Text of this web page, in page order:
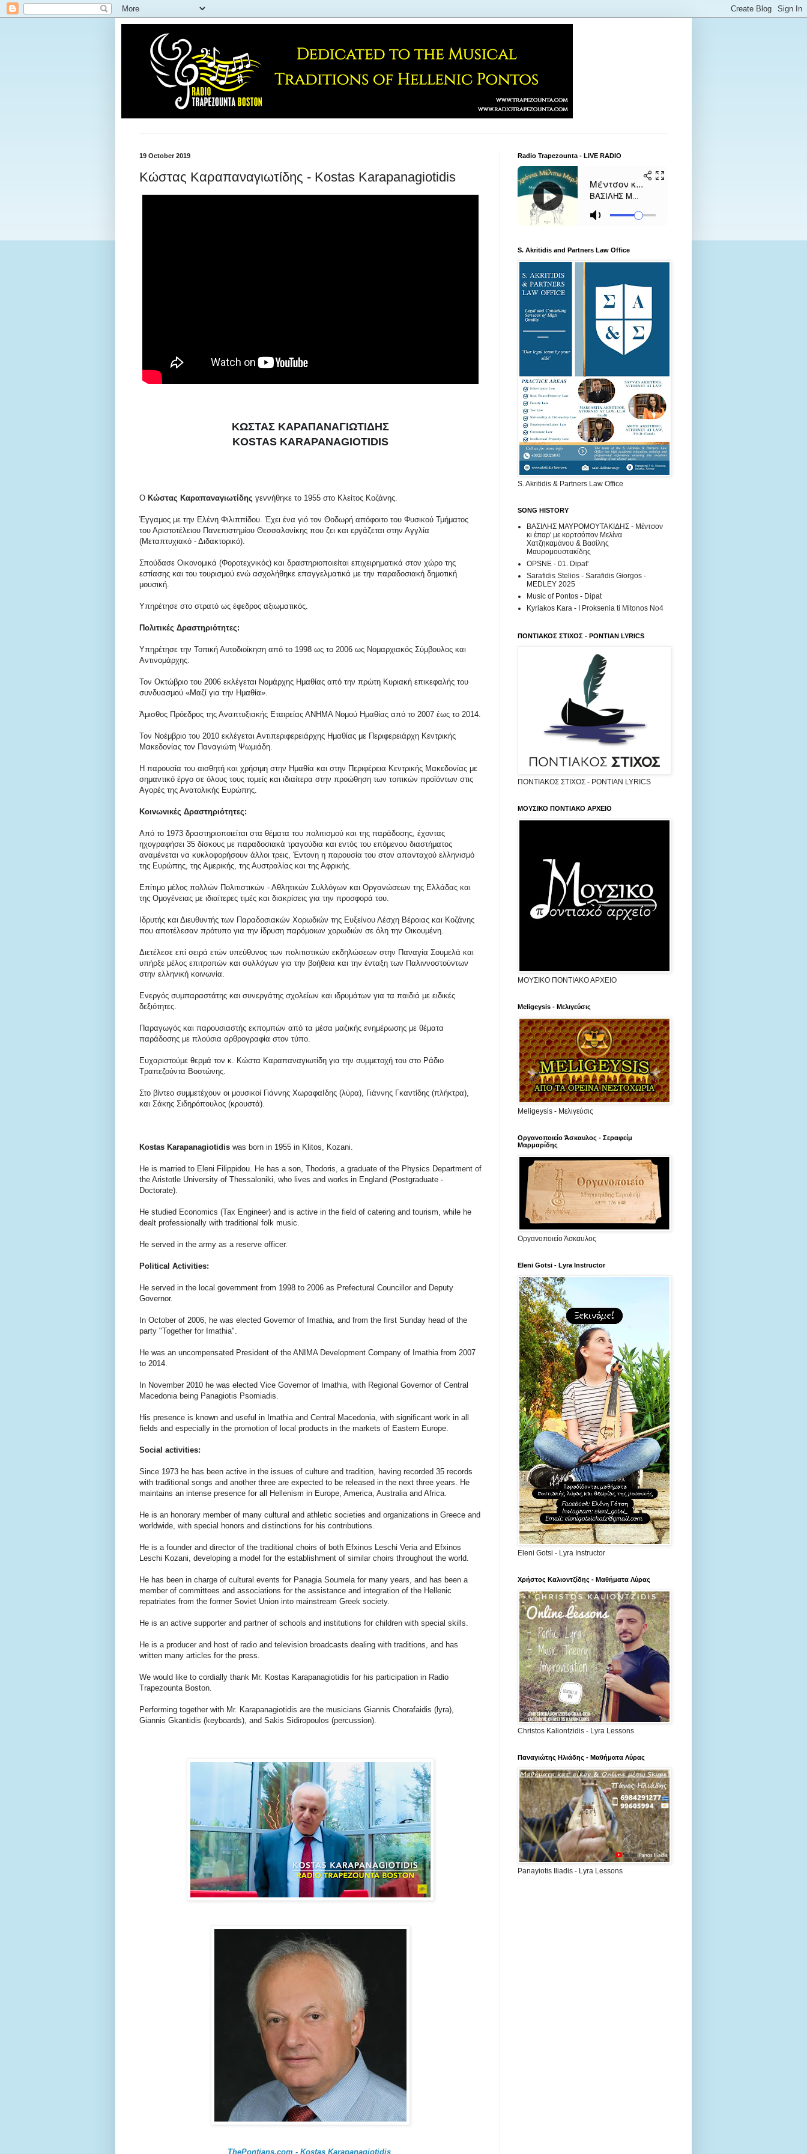
19 October 2019
Κώστας Καραπαναγιωτίδης - Kostas Karapanagiotidis
ΚΩΣΤΑΣ ΚΑΡΑΠΑΝΑΓΙΩΤΙΔΗΣ
KOSTAS KARAPANAGIOTIDIS
O Κώστας Καραπαναγιωτίδης γεννήθηκε το 1955 στο Κλείτος Κοζάνης.
Έγγαμος με την Ελένη Φιλιππίδου. Έχει ένα γιό τον Θοδωρή απόφοιτο του Φυσικού Τμήματος
του Αριστοτέλειου Πανεπιστημίου Θεσσαλονίκης που ζει και εργάζεται στην Αγγλία
(Μεταπτυχιακό - Διδακτορικό).
Σπούδασε Οικονομικά (Φοροτεχνικός) και δραστηριοποιείται επιχειρηματικά στον χώρο της
εστίασης και του τουρισμού ενώ ασχολήθηκε επαγγελματικά με την παραδοσιακή δημοτική
μουσική.
Υπηρέτησε στο στρατό ως έφεδρος αξιωματικός.
Πολιτικές Δραστηριότητες:
Υπηρέτησε την Τοπική Αυτοδιοίκηση από το 1998 ως το 2006 ως Νομαρχιακός Σύμβουλος και
Αντινομάρχης.
Τον Οκτώβριο του 2006 εκλέγεται Νομάρχης Ημαθίας από την πρώτη Κυριακή επικεφαλής του
συνδυασμού «Μαζί για την Ημαθία».
Άμισθος Πρόεδρος της Αναπτυξιακής Εταιρείας ΑΝΗΜΑ Νομού Ημαθίας από το 2007 έως το 2014.
Τον Νοέμβριο του 2010 εκλέγεται Αντιπεριφερειάρχης Ημαθίας με Περιφερειάρχη Κεντρικής
Μακεδονίας τον Παναγιώτη Ψωμιάδη.
Η παρουσία του αισθητή και χρήσιμη στην Ημαθία και στην Περιφέρεια Κεντρικής Μακεδονίας με
σημαντικό έργο σε όλους τους τομείς και ιδιαίτερα στην προώθηση των τοπικών προϊόντων στις
Αγορές της Ανατολικής Ευρώπης.
Κοινωνικές Δραστηριότητες:
Από το 1973 δραστηριοποιείται στα θέματα του πολιτισμού και της παράδοσης, έχοντας
ηχογραφήσει 35 δίσκους με παραδοσιακά τραγούδια και εντός του επόμενου διαστήματος
αναμένεται να κυκλοφορήσουν άλλοι τρεις, Έντονη η παρουσία του στον απανταχού ελληνισμό
της Ευρώπης, της Αμερικής, της Αυστραλίας και της Αφρικής.
Επίτιμο μέλος πολλών Πολιτιστικών - Αθλητικών Συλλόγων και Οργανώσεων της Ελλάδας και
της Ομογένειας με ιδιαίτερες τιμές και διακρίσεις για την προσφορά του.
Ιδρυτής και Διευθυντής των Παραδοσιακών Χορωδιών της Ευξείνου Λέσχη Βέροιας και Κοζάνης
που αποτέλεσαν πρότυπο για την ίδρυση παρόμοιων χορωδιών σε όλη την Οικουμένη.
Διετέλεσε επί σειρά ετών υπεύθυνος των πολιτιστικών εκδηλώσεων στην Παναγία Σουμελά και
υπήρξε μέλος επιτροπών και συλλόγων για την βοήθεια και την ένταξη των Παλιννοστούντων
στην ελληνική κοινωνία.
Ενεργός συμπαραστάτης και συνεργάτης σχολείων και ιδρυμάτων για τα παιδιά με ειδικές
δεξιότητες.
Παραγωγός και παρουσιαστής εκπομπών από τα μέσα μαζικής ενημέρωσης με θέματα
παράδοσης με πλούσια αρθρογραφία στον τύπο.
Ευχαριστούμε θερμά τον κ. Κώστα Καραπαναγιωτίδη για την συμμετοχή του στο Ράδιο
Τραπεζούντα Βοστώνης.
Στο βίντεο συμμετέχουν οι μουσικοί Γιάννης ΧωραφαΙδης (λύρα), Γιάννης Γκαντίδης (πλήκτρα),
και Σάκης Σιδηρόπουλος (κρουστά).
Kostas Karapanagiotidis was born in 1955 in Klitos, Kozani.
He is married to Eleni Filippidou. He has a son, Thodoris, a graduate of the Physics Department of
the Aristotle University of Thessaloniki, who lives and works in England (Postgraduate -
Doctorate).
He studied Economics (Tax Engineer) and is active in the field of catering and tourism, while he
dealt professionally with traditional folk music.
He served in the army as a reserve officer.
Political Activities:
He served in the local government from 1998 to 2006 as Prefectural Councillor and Deputy
Governor.
In October of 2006, he was elected Governor of Imathia, and from the first Sunday head of the
party "Together for Imathia".
He was an uncompensated President of the ANIMA Development Company of Imathia from 2007
to 2014.
In November 2010 he was elected Vice Governor of Imathia, with Regional Governor of Central
Macedonia being Panagiotis Psomiadis.
His presence is known and useful in Imathia and Central Macedonia, with significant work in all
fields and especially in the promotion of local products in the markets of Eastern Europe.
Social activities:
Since 1973 he has been active in the issues of culture and tradition, having recorded 35 records
with traditional songs and another three are expected to be released in the next three years. He
maintains an intense presence for all Hellenism in Europe, America, Australia and Africa.
He is an honorary member of many cultural and athletic societies and organizations in Greece and
worldwide, with special honors and distinctions for his contrιbutions.
He is a founder and director of the traditional choirs of both Efxinos Leschi Veria and Efxinos
Leschi Kozani, developing a model for the establishment of similar choirs throughout the world.
He has been in charge of cultural events for Panagia Soumela for many years, and has been a
member of committees and associations for the assistance and integration of the Hellenic
repatriates from the former Soviet Union into mainstream Greek society.
He is an active supporter and partner of schools and institutions for children with special skills.
He is a producer and host of radio and television broadcasts dealing with traditions, and has
written many articles for the press.
We would like to cordially thank Mr. Kostas Karapanagiotidis for his participation in Radio
Trapezounta Boston.
Performing together with Mr. Karapanagiotidis are the musicians Giannis Chorafaidis (lyra),
Giannis Gkantidis (keyboards), and Sakis Sidiropoulos (percussion).
ThePontians.com - Kostas Karapanagiotidis
Radio Trapezounta - LIVE RADIO
S. Akritidis and Partners Law Office
S. Akritidis & Partners Law Office
SONG HISTORY
ΒΑΣΙΛΗΣ ΜΑΥΡΟΜΟΥΤΑΚΙΔΗΣ - Μέντσον
κι έπαρ' με κορτσόπον Μελίνα
Χατζηκαμάνου & Βασίλης
Μαυρομουστακίδης
OPSNE - 01. Dipat'
Sarafidis Stelios - Sarafidis Giorgos -
MEDLEY 2025
Music of Pontos - Dipat
Kyriakos Kara - I Proksenia ti Mitonos No4
ΠΟΝΤΙΑΚΟΣ ΣΤΙΧΟΣ - PONTIAN LYRICS
ΠΟΝΤΙΑΚΟΣ ΣΤΙΧΟΣ - PONTIAN LYRICS
ΜΟΥΣΙΚΟ ΠΟΝΤΙΑΚΟ ΑΡΧΕΙΟ
ΜΟΥΣΙΚΟ ΠΟΝΤΙΑΚΟ ΑΡΧΕΙΟ
Meligeysis - Μελιγεύσις
Meligeysis - Μελιγεύσις
Οργανοποιείο Άσκαυλος - Σεραφείμ
Μαρμαρίδης
Οργανοποιείο Άσκαυλος
Eleni Gotsi - Lyra Instructor
Eleni Gotsi - Lyra Instructor
Χρήστος Καλιοντζίδης - Μαθήματα Λύρας
Christos Kaliontzidis - Lyra Lessons
Παναγιώτης Ηλιάδης - Μαθήματα Λύρας
Panayiotis Iliadis - Lyra Lessons